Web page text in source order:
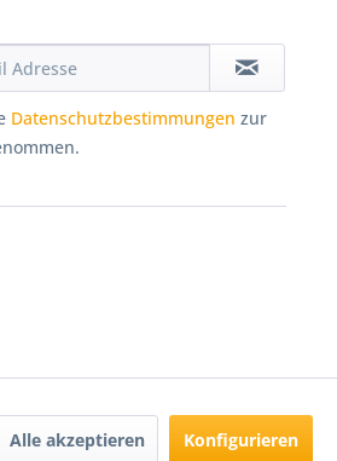
Datenschutzbestimmungen zur
Alle akzeptieren Konfigurieren